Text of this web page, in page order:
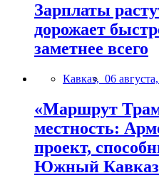
Зарплаты
дорожает
заметнее всего
Кавказ, 06
«Маршрут
местность:
проект,
Южный Кавказ